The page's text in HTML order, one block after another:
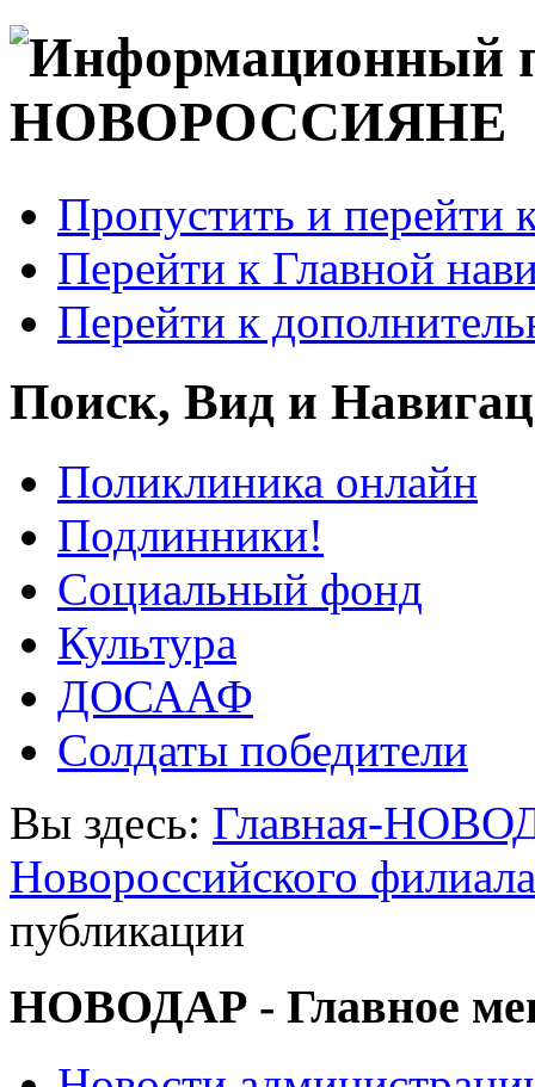
Пропустить и перейти
Перейти к Главной
Перейти к
Поиск, Вид и
Поликлиника онлайн
Подлинники!
Социальный фонд
Культура
ДОСААФ
Солдаты победители
Вы здесь: Главная-
Новороссийского
публикации
НОВОДАР - Главное